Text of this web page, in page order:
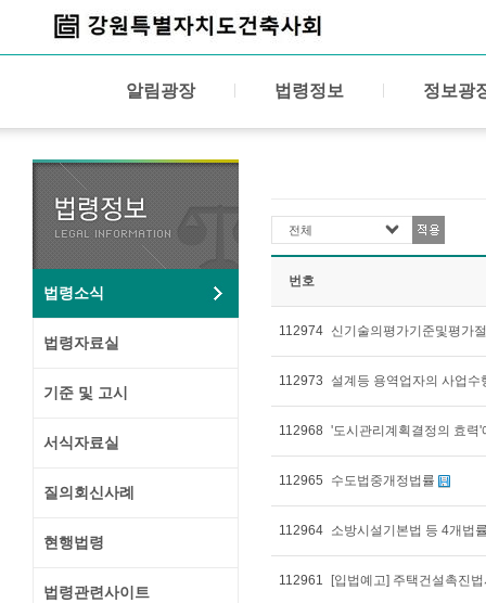
알림광장 법령정보 정보광
법령소식
법령자료실
기준 및 고시
서식자료실
질의회신사례
현행법령
법령관련사이트
전체
번호
112974 신기술의평가기준및평가
112973 설계등 용역업자의 사업
112968 '도시관리계획결정의 효력'
112965 수도법중개정법률
112964 소방시설기본법 등 4개법
112961 [입법예고] 주택건설촉진